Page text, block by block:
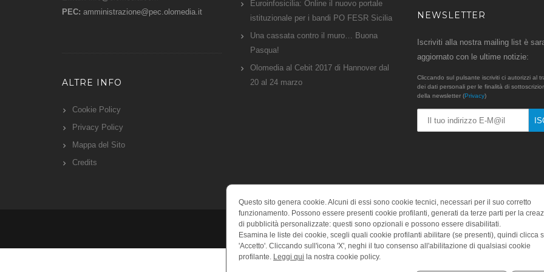
PEC: amministrazione@pec.olomedia.it
ALTRE INFO
Cookie Policy
Privacy Policy
Mappa del Sito
Credits
Euroinfosicilia: Online il nuovo portale
istituzionale per i bandi PO FESR Sicilia
Una cassata contro il muro… Buona
Pasqua!
Olomedia al Cebit 2017 di Hannover dal
20 al 24 marzo
NEWSLETTER
Iscriviti alla nostra mailing list è
aggiornato con le ultime notizie:
Cliccando sul pulsante iscriviti ci autorizzi al
dei dati personali per le finalità di
della newsletter (Privacy)
Olomedia s.r.l. P.Iva 05715380829 - Powered By OLOMEDIA © 2017
Questo sito genera cookie. Alcuni di essi sono cookie tecnici, necessari per il suo corretto
funzionamento. Possono essere presenti cookie profilanti, generati da terze parti per la
di pubblicità personalizzate: questi sono opzionali e possono essere disabilitati.
Esamina le liste dei cookie, scegli quali cookie profilanti abilitare (se presenti), quindi clicca
'Accetto'. Cliccando sull'icona 'X', neghi il tuo consenso all'abilitazione di qualsiasi cookie
profilante. Leggi qui la nostra cookie policy.